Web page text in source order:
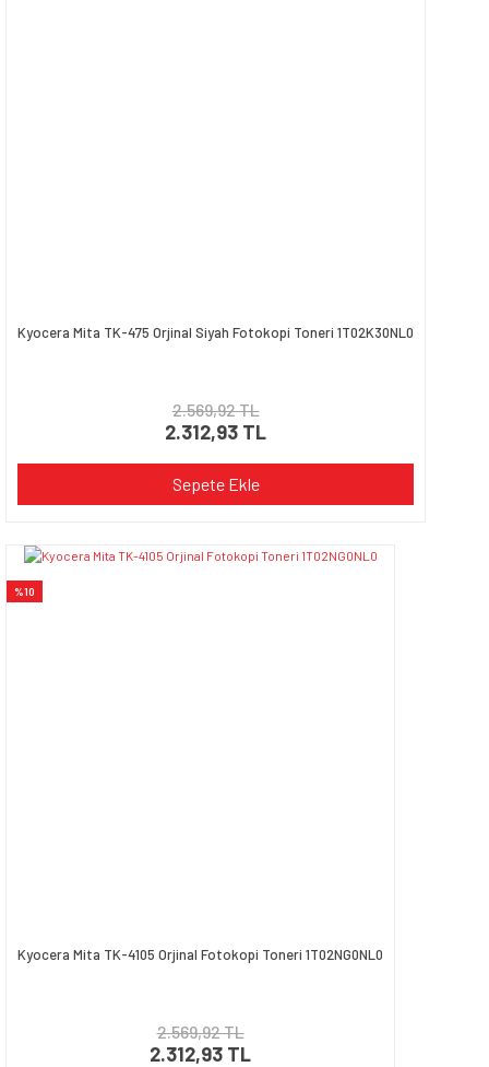
Kyocera Mita TK-475 Orjinal Siyah Fotokopi Toneri 1T02K30NL0
2.569,92 TL
2.312,93 TL
Sepete Ekle
%10
Kyocera Mita TK-4105 Orjinal Fotokopi Toneri 1T02NG0NL0
2.569,92 TL
2.312,93 TL